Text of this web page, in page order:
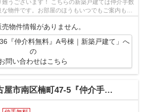
うございます！ こちらの新築戸建ては仲介手数
物件です。お部屋のほうもいつでもご案内もさ
物件情報がありません。
『仲介料無料』A号棟｜新築戸建て」へ
の
問い合わせはこちら
南区楠町47-5『仲介手数料無料』A号棟｜新築戸建て